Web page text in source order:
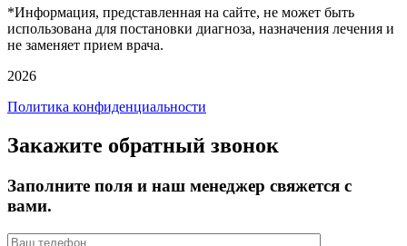
*Информация, представленная на сайте, не может быть
использована для постановки диагноза, назначения лечения и
не заменяет прием врача.
2026
Политика конфиденциальности
Закажите обратный звонок
Заполните поля и наш менеджер свяжется с
вами.